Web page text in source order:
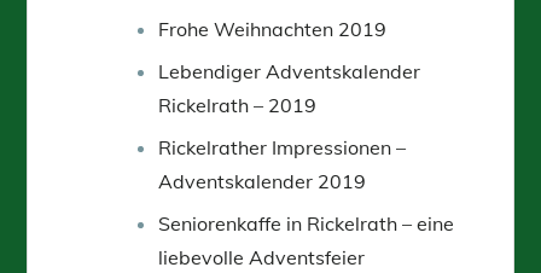
Frohe Weihnachten 2019
Lebendiger Adventskalender
Rickelrath – 2019
Rickelrather Impressionen –
Adventskalender 2019
Seniorenkaffe in Rickelrath – eine
liebevolle Adventsfeier